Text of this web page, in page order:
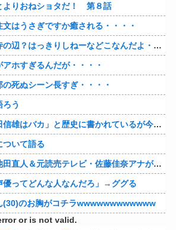
りおねショタだ！ 第８話
文はうさぎですか癒される・・・・
【豊臣兄弟！】本能寺の辺？はっきりしねーなどこなんだよ・・・・
アホすぎるんだが・・・・
の死ぬシーン長すぎ・・・・
う
織田信雄って、「織田信雄はバカ」と歴史に書かれているが今まで家が残っているんでバカではないよな？
ついて語る
【芸能】レインボー池田直人＆元読売テレビ・佐藤佳奈アナが結婚
優ってどんな人なんだろ」→ググる
(30)のお胸がコチラwwwwwwwwwwww
or is not valid.